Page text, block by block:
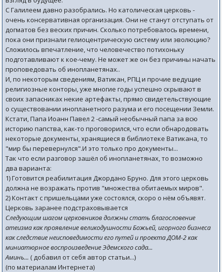
С Галилеем давно разобрались. Но католическая церковь -
очень консервативная организация. Они не станут отступать от
догматов без веских причин. Сколько потребовалось времени,
пока они признали гелиоцентрическую систему или эволюцию?
Сложилось впечатление, что человечество потихоньку
подготавливают к кое-чему. Не может же он без причины начать
проповедовать об инопланетянах..
И, по некоторым сведениям, Ватикан, РПЦ и прочие ведущие
религиозные конторы, уже многие годы успешно скрывают в
своих запасниках некие артефакты, прямо свидетельствующие
о существовании инопланетного разума и его посещении Земли.
Кстати, Папа Иоанн Павел 2 -самый необычный папа за всю
историю папства, как-то проговорился, что если обнародовать
некоторые документы, хранящиеся в библиотеке Ватикана, то
"мир бы перевернулся".И это только про документы...
Так что если разговор зашёл об инопланетянах, то возможно
два варианта:
1) Готовится реабилитация Джордано Бруно. Для этого церковь
должна не возражать против "множества обитаемых миров".
2) Контакт с пришельцами уже состоялся, скоро о нём объявят.
Церковь заранее подстраховывается
Следующим шагом церковников должны стать благословение
атеизма как проявление великодушности Божьей, игорного бизнеса
как следствие неисповедимости его путей и проекта ДОМ-2 как
миниатюрное воспроизведение Эдемского сада...
Аминь... ( добавил от себя автор статьи...)
(по материалам Интернета)